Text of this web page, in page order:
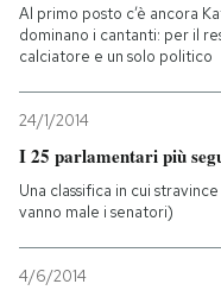
Al primo posto c’è ancora
dominano i cantanti: per il
calciatore e un solo politico
24/1/2014
I 25 parlamentari più
Una classifica in cui
vanno male i senatori)
4/6/2014